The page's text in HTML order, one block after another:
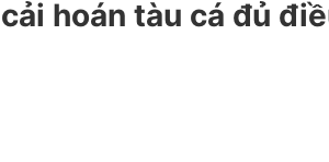
hoán tàu cá đủ